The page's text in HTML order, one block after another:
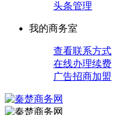
头条管理
我的商务室
查看联系方式
在线办理续费
广告招商加盟